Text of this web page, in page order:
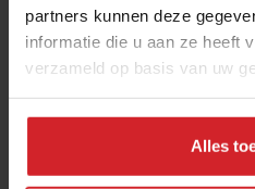
partners kunnen deze
informatie die u aan ze heeft
verzameld op basis van uw
Alles
Onderzoek naar de opinie en
Foodservice Food